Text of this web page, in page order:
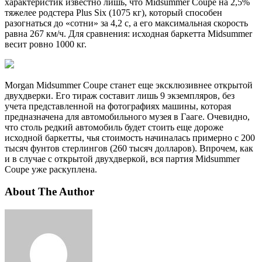
тяжелее родстера Plus Six (1075 кг), который способен
разогнаться до «сотни» за 4,2 с, а его максимальная скорость
равна 267 км/ч. Для сравнения: исходная баркетта Midsummer
весит ровно 1000 кг.
Morgan Midsummer Coupe станет еще эксклюзивнее открытой
двухдверки. Его тираж составит лишь 9 экземпляров, без
учета представленной на фотографиях машины, которая
предназначена для автомобильного музея в Гааге. Очевидно,
что столь редкий автомобиль будет стоить еще дороже
исходной баркетты, чья стоимость начиналась примерно с 200
тысяч фунтов стерлингов (260 тысяч долларов). Впрочем, как
и в случае с открытой двухдверкой, вся партия Midsummer
Coupe уже раскуплена.
About The Author